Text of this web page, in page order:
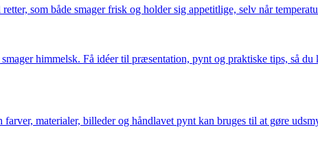
som både smager frisk og holder sig appetitlige, selv når
himmelsk. Få idéer til præsentation, pynt og praktiske tips, så du
materialer, billeder og håndlavet pynt kan bruges til at gøre